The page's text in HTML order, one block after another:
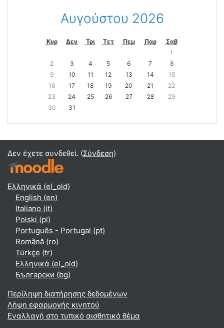
Αυγούστου 2026
Κυρ Δευ Τρι Τετ Πεμ Παρ
Σαβ
1
2
3 4 5 6 7
8
9
10 11 12 13 14
15
16
17 18 19 20 21
22
23
24 25 26 27 28
29
30
31
Δεν έχετε συνδεθεί. (Σύνδεση)
Ελληνικά ‎(el_old)‎
English ‎(en)‎
Italiano ‎(it)‎
Polski ‎(pl)‎
Português - Portugal ‎(pt)‎
Română ‎(ro)‎
Türkçe ‎(tr)‎
Ελληνικά ‎(el_old)‎
Български ‎(bg)‎
Περίληψη διατήρησης δεδομένων
Λήψη εφαρμογής κινητού
Εναλλαγή στο τυπικό αισθητικό θέμα